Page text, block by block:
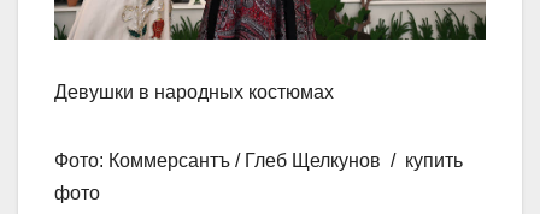
Девушки в народных костюмах
Фото: Коммерсантъ / Глеб Щелкунов / купить
фото